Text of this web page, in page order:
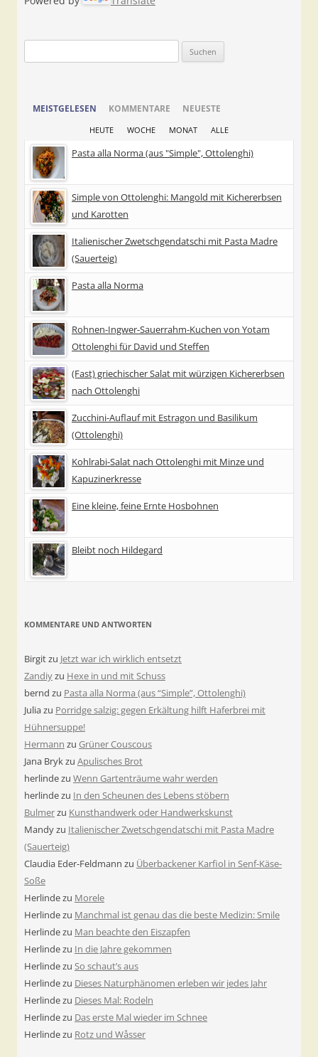
nach:
MEISTGELESEN KOMMENTARE NEUESTE
HEUTE WOCHE MONAT ALLE
Pasta alla Norma (aus "Simple", Ottolenghi)
Simple von Ottolenghi: Mangold mit Kichererbsen
und Karotten
Italienischer Zwetschgendatschi mit Pasta Madre
(Sauerteig)
Pasta alla Norma
Rohnen-Ingwer-Sauerrahm-Kuchen von Yotam
Ottolenghi für David und Steffen
(Fast) griechischer Salat mit würzigen Kichererbsen
nach Ottolenghi
Zucchini-Auflauf mit Estragon und Basilikum
(Ottolenghi)
Kohlrabi-Salat nach Ottolenghi mit Minze und
Kapuzinerkresse
Eine kleine, feine Ernte Hosbohnen
Bleibt noch Hildegard
KOMMENTARE UND ANTWORTEN
Birgitzu Jetzt war ich wirklich entsetzt
Zandiyzu Hexe in und mit Schuss
bernd zu Pasta alla Norma (aus “Simple”, Ottolenghi)
Juliazu Porridge salzig: gegen Erkältung hilft Haferbrei mit
Hühnersuppe!
Hermann zu Grüner Couscous
Jana Brykzu Apulisches Brot
herlindezu Wenn Gartenträume wahr werden
herlindezu In den Scheunen des Lebens stöbern
Bulmerzu Kunsthandwerk oder Handwerkskunst
Mandyzu Italienischer Zwetschgendatschi mit Pasta Madre
(Sauerteig)
Claudia Eder-Feldmann zu Überbackener Karfiol in Senf-Käse-
Soße
Herlindezu Morele
Herlindezu Manchmal ist genau das die beste Medizin: Smile
Herlindezu Man beachte den Eiszapfen
Herlindezu In die Jahre gekommen
Herlindezu So schaut’s aus
Herlindezu Dieses Naturphänomen erleben wir jedes Jahr
Herlindezu Dieses Mal: Rodeln
Herlindezu Das erste Mal wieder im Schnee
Herlindezu Rotz und Wåsser